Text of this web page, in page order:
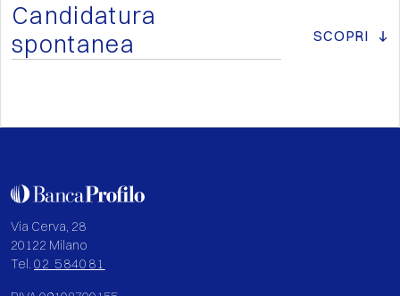
Candidatura
spontanea
SCOPRI
Via Cerva, 28
20122 Milano
Tel. 02 584081